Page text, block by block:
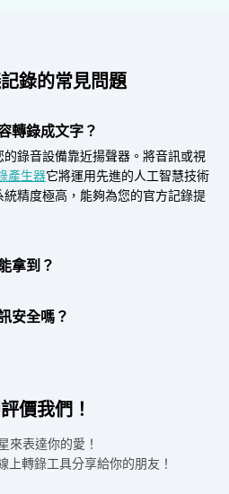
錄的常見問題
轉錄成文字？
錄音設備靠近揚聲器。將音訊或視
產生器它將運用先進的人工智慧技術
精度極高，能夠為您的官方記錄提
拿到？
安全嗎？
價我們！
來表達你的愛！
上轉錄工具分享給你的朋友！